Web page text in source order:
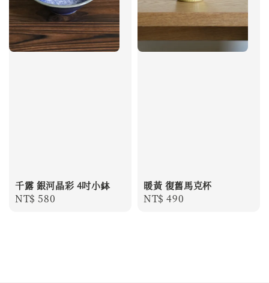
千露 銀河晶彩 4吋小鉢
Regular
NT$ 580
暖黃 復舊馬克杯
Regular
NT$ 490